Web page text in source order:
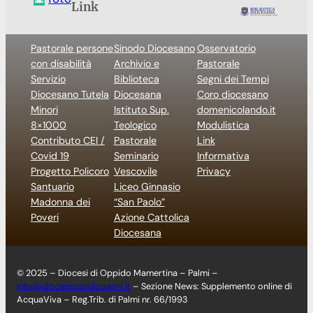
Link
Pastorale persone
con disabilità
Servizio
Diocesano Tutela
Minori
8×1000
Contributo CEI /
Covid 19
Progetto Policoro
Santuario
Madonna dei
Poveri
Sinodo Diocesano
Archivio e
Biblioteca
Diocesana
Istituto Sup.
Teologico
Pastorale
Seminario
Vescovile
Liceo Ginnasio
“San Paolo”
Azione Cattolica
Diocesana
Osservatorio
Pastorale
Segni dei Tempi
Coro diocesano
domenicolando.it
Modulistica
Link
Informativa
Privacy
© 2025 – Diocesi di Oppido Mamertina – Palmi –
info@diocesioppidopalmi.it – Sezione News: Supplemento online di
AcquaViva – Reg.Trib. di Palmi nr. 66/1993